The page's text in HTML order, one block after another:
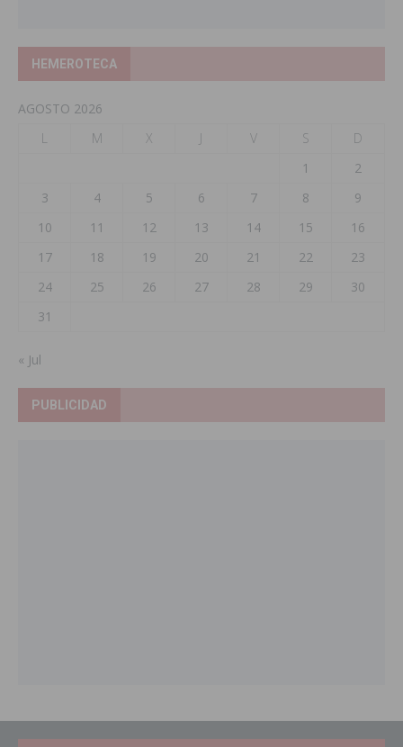
HEMEROTECA
AGOSTO 2026
L
M X J V S
D
1
2
3
4 5 6 7 8
9
10
11 12 13 14 15
16
17
18 19 20 21 22
23
24
25 26 27 28 29
30
31
« Jul
PUBLICIDAD